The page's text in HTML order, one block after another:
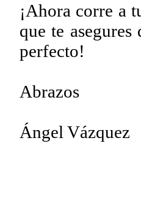
¡Ahora corre a
que te
perfecto!
Abrazos
Ángel Vázquez